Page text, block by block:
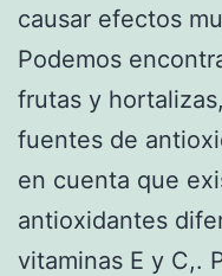
causar efectos
Podemos
frutas y
fuentes de
en cuenta que
antioxidantes
vitaminas E y C,.